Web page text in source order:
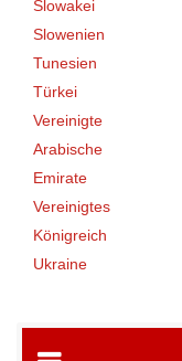
Slowakei
Slowenien
Tunesien
Türkei
Vereinigte
Arabische
Emirate
Vereinigtes
Königreich
Ukraine